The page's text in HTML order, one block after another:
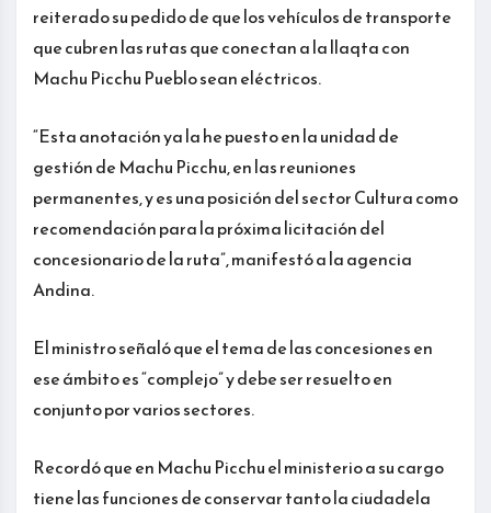
reiterado su pedido de que los vehículos de transporte
que cubren las rutas que conectan a la llaqta con
Machu Picchu Pueblo sean eléctricos.
“Esta anotación ya la he puesto en la unidad de
gestión de Machu Picchu, en las reuniones
permanentes, y es una posición del sector Cultura como
recomendación para la próxima licitación del
concesionario de la ruta”, manifestó a la agencia
Andina.
El ministro señaló que el tema de las concesiones en
ese ámbito es “complejo” y debe ser resuelto en
conjunto por varios sectores.
Recordó que en Machu Picchu el ministerio a su cargo
tiene las funciones de conservar tanto la ciudadela